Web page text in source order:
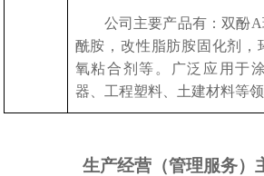
公司主要产品有：双酚
酰胺，改性脂肪胺固化剂，
氧粘合剂等。广泛应用于
器、工程塑料、土建材料等领
生产经营（管理服务）